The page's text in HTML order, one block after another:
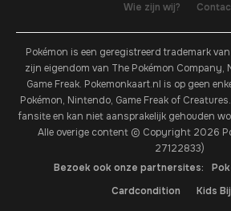
Wie zijn wij?
Pokémon is een geregistreerd trademark
zijn eigendom van The Pokémon Company,
Game Freak. Pokemonkaart.nl is op geen
Pokémon, Nintendo, Game Freak of
fansite en kan niet aansprakelijk gehouden
Alle overige content © Copyright 2026
27122833)
Bezoek ook onze partnersites:
Cardcondition
Kids